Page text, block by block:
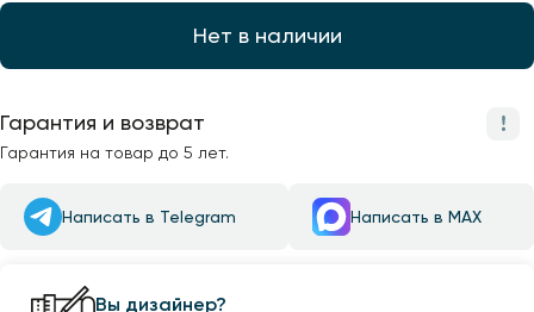
Нет в наличии
Гарантия и возврат
Гарантия на товар до 5 лет.
Написать в Telegram Написать в MAX
Вы дизайнер?